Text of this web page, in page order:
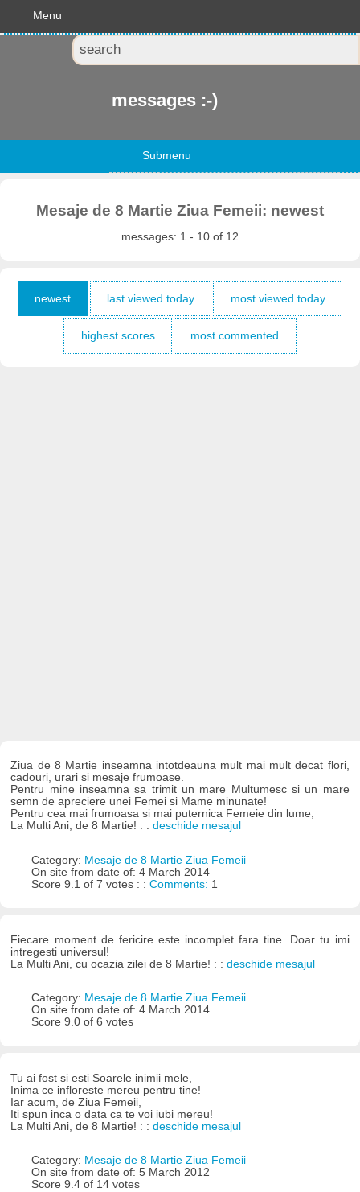
Menu
messages :-)
Submenu
Mesaje de 8 Martie Ziua Femeii: newest
messages: 1 - 10 of 12
newest last viewed today most viewed today
highest scores most commented
Ziua de 8 Martie inseamna intotdeauna mult mai mult decat flori,
cadouri, urari si mesaje frumoase.
Pentru mine inseamna sa trimit un mare Multumesc si un mare
semn de apreciere unei Femei si Mame minunate!
Pentru cea mai frumoasa si mai puternica Femeie din lume,
La Multi Ani, de 8 Martie! : :deschide mesajul
Category: Mesaje de 8 Martie Ziua Femeii
On site from date of: 4 March 2014
Score 9.1 of 7 votes : : Comments: 1
Fiecare moment de fericire este incomplet fara tine. Doar tu imi
intregesti universul!
La Multi Ani, cu ocazia zilei de 8 Martie! : :deschide mesajul
Category: Mesaje de 8 Martie Ziua Femeii
On site from date of: 4 March 2014
Score 9.0 of 6 votes
Tu ai fost si esti Soarele inimii mele,
Inima ce infloreste mereu pentru tine!
Iar acum, de Ziua Femeii,
Iti spun inca o data ca te voi iubi mereu!
La Multi Ani, de 8 Martie! : :deschide mesajul
Category: Mesaje de 8 Martie Ziua Femeii
On site from date of: 5 March 2012
Score 9.4 of 14 votes